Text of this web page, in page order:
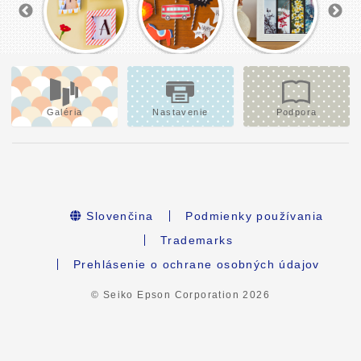
Galéria Nastavenie Podpora
Slovenčina
Podmienky používania
Trademarks
Prehlásenie o ochrane osobných údajov
© Seiko Epson Corporation2026